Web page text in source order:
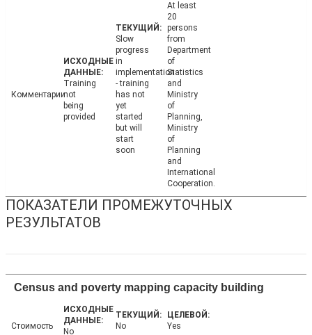
Комментарии
Training
not
being
provided
Slow
progress
in
implementation
- training
has not
yet
started
but will
start
soon
At least
20
persons
from
Department
of
Statistics
and
Ministry
of
Planning,
Ministry
of
Planning
and
International
Cooperation.
ПОКАЗАТЕЛИ ПРОМЕЖУТОЧНЫХ
РЕЗУЛЬТАТОВ
Census and poverty mapping capacity building
Стоимость
No
No Yes